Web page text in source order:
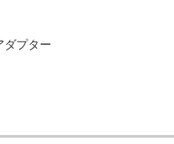
ダプター